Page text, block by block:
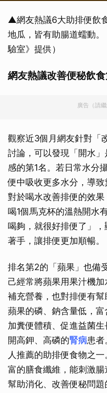
▲網友熱議6大助排便飲
地瓜，皆有助腸道蠕動
驗室》提供）
網友熱議改善便秘飲
廣告（請
觀察近3個月網友針對「
討論，可以發現「開水
感的第1名。若日常水分
便中吸收更多水分，導致
對於喝水改善排便的效
喝1個馬克杯的溫熱開水
喝夠，就很好排便了」
著手，讓排便更加順暢。
排名第2的「蘋果」也備
己經常將蘋果用果汁機
補充營養，也對排便有幫
蘋果的磷、鈉含量低，
加糞便體積、促進益菌
開高鉀、高磷的腎病患者
人推薦的助排便食物之
富的膳食纖維，能刺激
幫助消化、改善便秘問題